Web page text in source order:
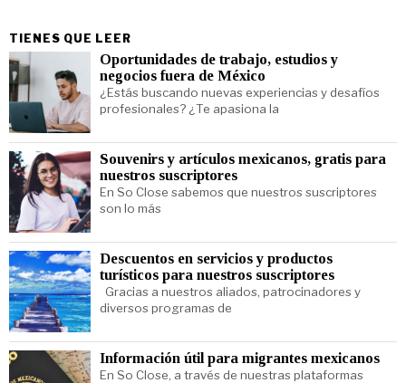
TIENES QUE LEER
Oportunidades de trabajo, estudios y
negocios fuera de México
¿Estás buscando nuevas experiencias y desafíos
profesionales? ¿Te apasiona la
Souvenirs y artículos mexicanos, gratis para
nuestros suscriptores
En So Close sabemos que nuestros suscriptores
son lo más
Descuentos en servicios y productos
turísticos para nuestros suscriptores
Gracias a nuestros aliados, patrocinadores y
diversos programas de
Información útil para migrantes mexicanos
En So Close, a través de nuestras plataformas